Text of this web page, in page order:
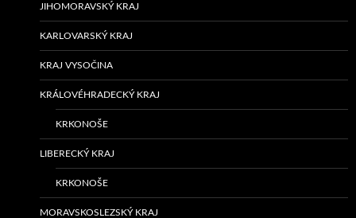
JIHOMORAVSKÝ KRAJ
KARLOVARSKÝ KRAJ
KRAJ VYSOČINA
KRÁLOVÉHRADECKÝ KRAJ
KRKONOŠE
LIBERECKÝ KRAJ
KRKONOŠE
MORAVSKOSLEZSKÝ KRAJ